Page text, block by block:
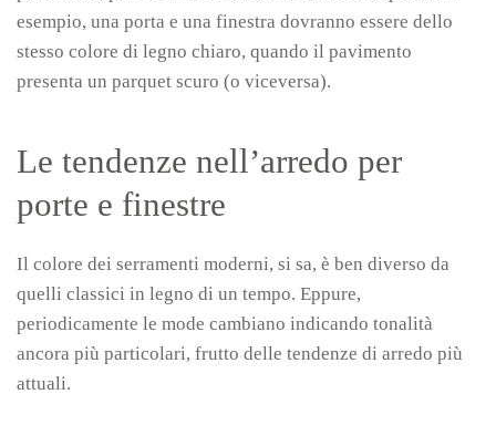
esempio, una porta e una finestra dovranno essere dello
stesso colore di legno chiaro, quando il pavimento
presenta un parquet scuro (o viceversa).
Le tendenze nell’arredo per
porte e finestre
Il colore dei serramenti moderni, si sa, è ben diverso da
quelli classici in legno di un tempo. Eppure,
periodicamente le mode cambiano indicando tonalità
ancora più particolari, frutto delle tendenze di arredo più
attuali.